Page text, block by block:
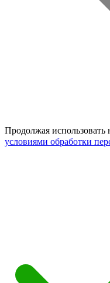
Продолжая использовать
условиями обработки